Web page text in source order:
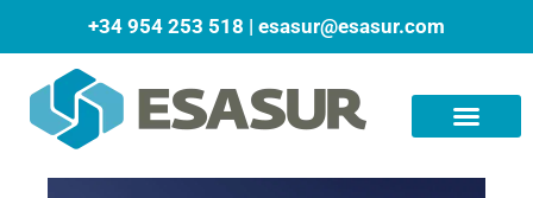
+34 954 253 518 | esasur@esasur.com